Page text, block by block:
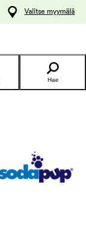
Valitse myymälä
Hae